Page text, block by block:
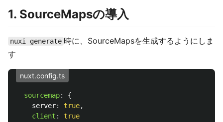
1. SourceMapsの導入
nuxi generate 時に、SourceMapsを生成するようにしま
す
nuxt.config.ts
sourcemap:
{
server: true,
client :
true